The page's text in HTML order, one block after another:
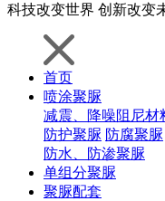
科技改变世界 创新改变
首页
喷涂聚脲
减震、降噪阻尼材
防护聚脲 防腐聚脲
防水、防渗聚脲
单组分聚脲
聚脲配套